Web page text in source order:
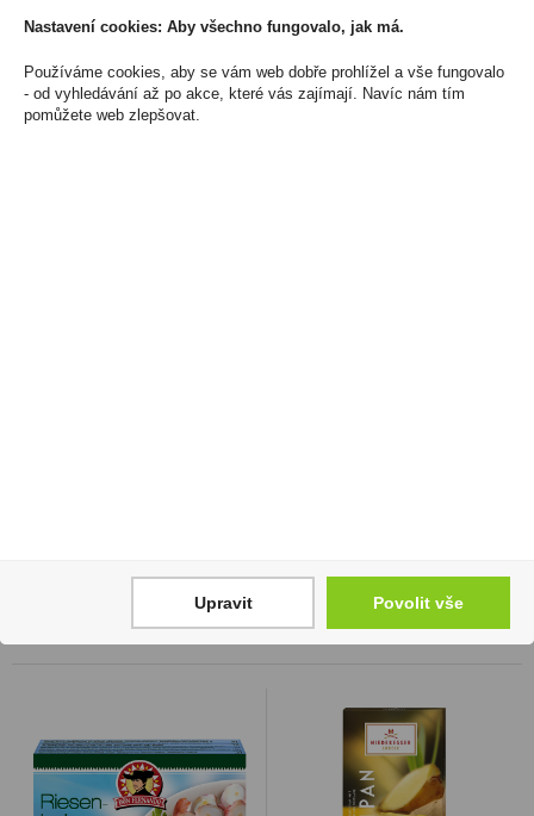
Skladem: 5 - 50 ks
Nastavení cookies: Aby všechno fungovalo, jak má.
Používáme cookies, aby se vám web dobře prohlížel a vše fungovalo
- od vyhledávání až po akce, které vás zajímají. Navíc nám tím
pomůžete web zlepšovat.
Upravit Povolit vše